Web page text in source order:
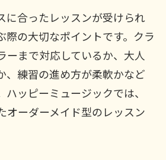
に合ったレッスンが受けられ
際の大切なポイントです。クラ
ーまで対応しているか、大人
、練習の進め方が柔軟かなど
ッピーミュージックでは、
オーダーメイド型のレッスン